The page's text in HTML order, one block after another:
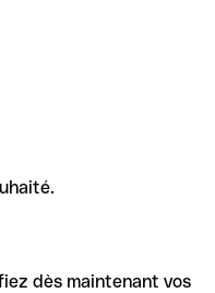
dès maintenant vos